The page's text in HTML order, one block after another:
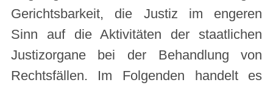
Gerichtsbarkeit, die Justiz im engeren
Sinn auf die Aktivitäten der staatlichen
Justizorgane bei der Behandlung von
Rechtsfällen. Im Folgenden handelt es